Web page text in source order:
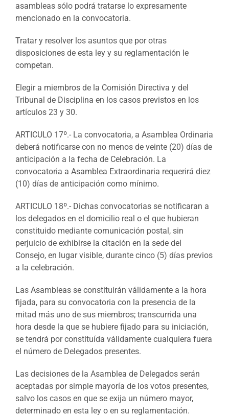
asambleas sólo podrá tratarse lo expresamente
mencionado en la convocatoria.
Tratar y resolver los asuntos que por otras
disposiciones de esta ley y su reglamentación le
competan.
Elegir a miembros de la Comisión Directiva y del
Tribunal de Disciplina en los casos previstos en los
artículos 23 y 30.
ARTICULO 17º.- La convocatoria, a Asamblea Ordinaria
deberá notificarse con no menos de veinte (20) días de
anticipación a la fecha de Celebración. La
convocatoria a Asamblea Extraordinaria requerirá diez
(10) días de anticipación como mínimo.
ARTICULO 18º.- Dichas convocatorias se notificaran a
los delegados en el domicilio real o el que hubieran
constituido mediante comunicación postal, sin
perjuicio de exhibirse la citación en la sede del
Consejo, en lugar visible, durante cinco (5) días previos
a la celebración.
Las Asambleas se constituirán válidamente a la hora
fijada, para su convocatoria con la presencia de la
mitad más uno de sus miembros; transcurrida una
hora desde la que se hubiere fijado para su iniciación,
se tendrá por constituída válidamente cualquiera fuera
el número de Delegados presentes.
Las decisiones de la Asamblea de Delegados serán
aceptadas por simple mayoría de los votos presentes,
salvo los casos en que se exija un número mayor,
determinado en esta ley o en su reglamentación.